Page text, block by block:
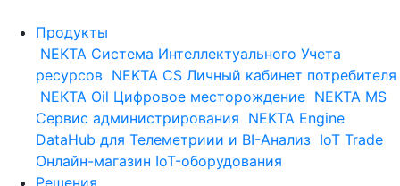
Продукты
NEKTA Система Интеллектуального Учета
ресурсов NEKTA CS Личный кабинет потребителя
NEKTA Oil Цифровое месторождение NEKTA MS
Сервис администрирования NEKTA Engine
DataHub для Телеметриии и BI-Анализ IoT Trade
Онлайн-магазин IoT-оборудования
Решения